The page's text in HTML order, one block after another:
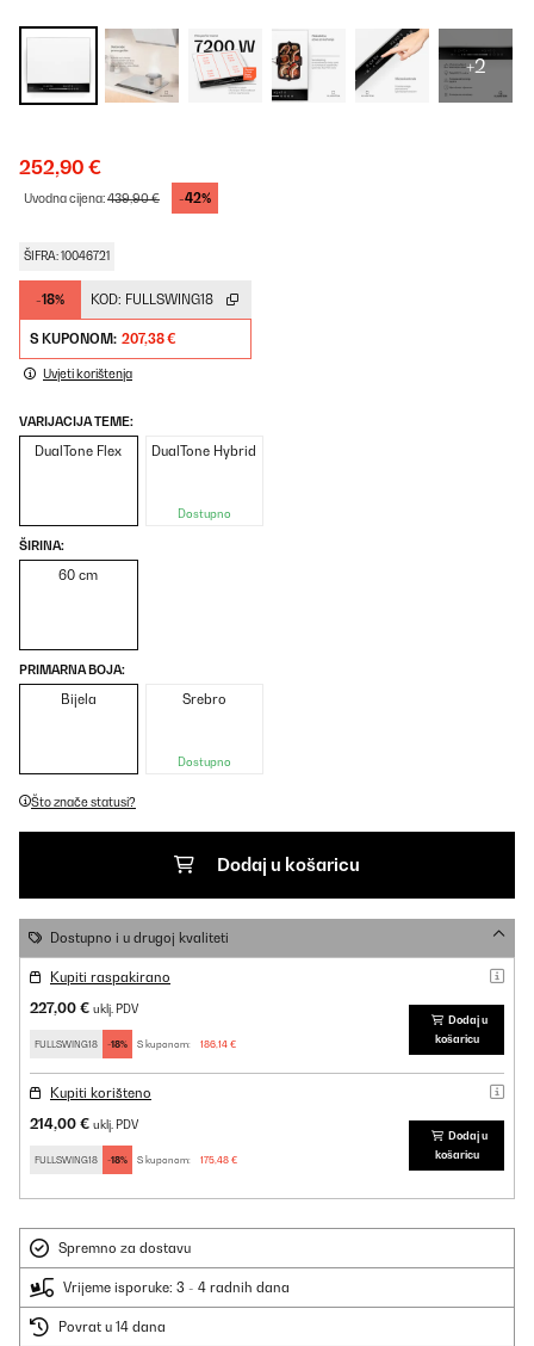
+2
252,90 €
Uvodna cijena:439,90 € -42%
ŠIFRA: 10046721
-18% KOD: FULLSWING18
S KUPONOM: 207,38 €
Uvjeti korištenja
VARIJACIJA TEME:
DualTone Flex DualTone Hybrid
Dostupno
ŠIRINA:
60 cm
PRIMARNA BOJA:
Bijela Srebro
Dostupno
Što znače statusi?
Dodaj u košaricu
Dostupno i u drugoj kvaliteti
Kupiti raspakirano
227,00 € uklj. PDV
FULLSWING18 -18% S kuponom: 186,14 €
Dodaj u
košaricu
Kupiti korišteno
214,00 € uklj. PDV
FULLSWING18 -18% S kuponom: 175,48 €
Dodaj u
košaricu
Spremno za dostavu
Vrijeme isporuke: 3 - 4 radnih dana
Povrat u 14 dana